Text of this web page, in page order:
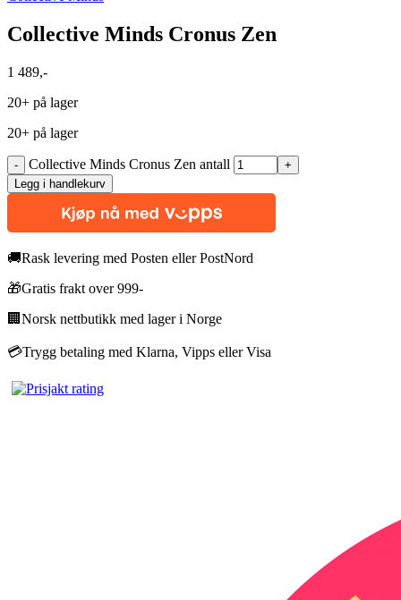
Collective Minds Cronus Zen
1 489,-
20+ på lager
20+ på lager
Collective Minds Cronus Zen antall
Legg i handlekurv
🚚Rask levering med Posten eller PostNord
🎁Gratis frakt over 999-
🏢 Norsk nettbutikk med lager i Norge
💳Trygg betaling med Klarna, Vipps eller Visa